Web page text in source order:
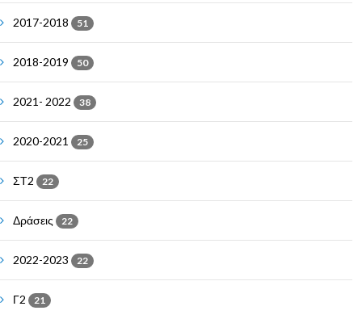
2017-2018 51
2018-2019 50
2021- 2022 38
2020-2021 25
ΣΤ2 22
Δράσεις 22
2022-2023 22
Γ2 21